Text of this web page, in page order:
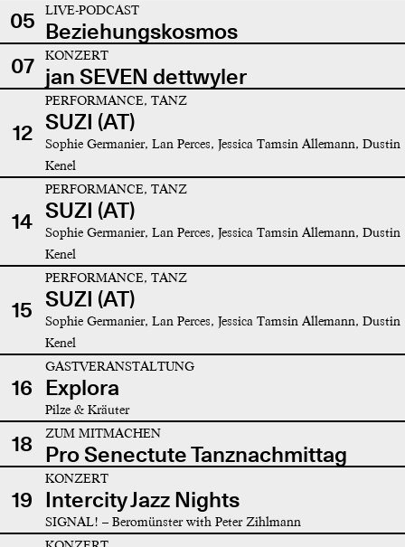
05 LIVE-PODCAST
Beziehungskosmos
07
KONZERT
jan SEVEN dettwyler
12
PERFORMANCE, TANZ
SUZI (AT)
Sophie Germanier, Lan Perces, Jessica Tamsin Allemann, Dustin
Kenel
14
PERFORMANCE, TANZ
SUZI (AT)
Sophie Germanier, Lan Perces, Jessica Tamsin Allemann, Dustin
Kenel
15
PERFORMANCE, TANZ
SUZI (AT)
Sophie Germanier, Lan Perces, Jessica Tamsin Allemann, Dustin
Kenel
16
GASTVERANSTALTUNG
Explora
Pilze & Kräuter
18 ZUM MITMACHEN
Pro Senectute Tanznachmittag
19
KONZERT
Intercity Jazz Nights
SIGNAL! – Beromünster with Peter Zihlmann